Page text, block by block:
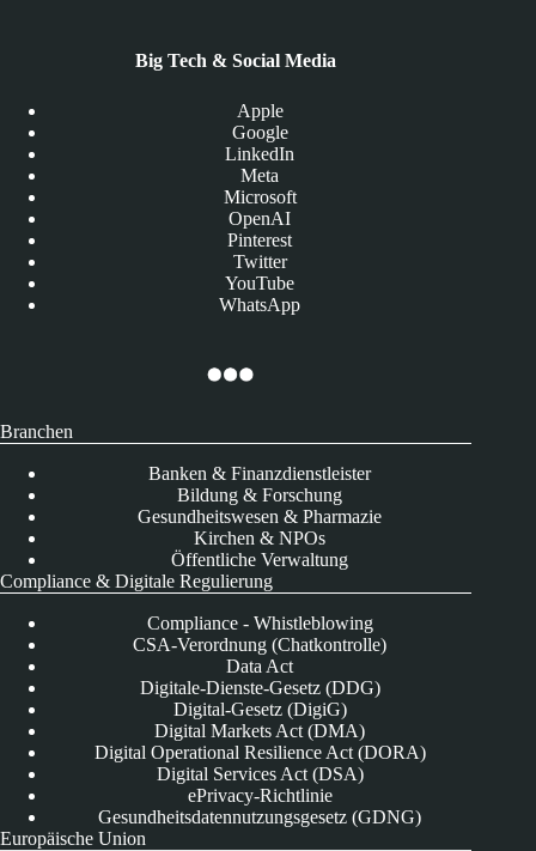
Big Tech & Social Media
Apple
Google
LinkedIn
Meta
Microsoft
OpenAI
Pinterest
Twitter
YouTube
WhatsApp
Branchen
Banken & Finanzdienstleister
Bildung & Forschung
Gesundheitswesen & Pharmazie
Kirchen & NPOs
Öffentliche Verwaltung
Compliance & Digitale Regulierung
Compliance - Whistleblowing
CSA-Verordnung (Chatkontrolle)
Data Act
Digitale-Dienste-Gesetz (DDG)
Digital-Gesetz (DigiG)
Digital Markets Act (DMA)
Digital Operational Resilience Act (DORA)
Digital Services Act (DSA)
ePrivacy-Richtlinie
Gesundheitsdatennutzungsgesetz (GDNG)
Europäische Union